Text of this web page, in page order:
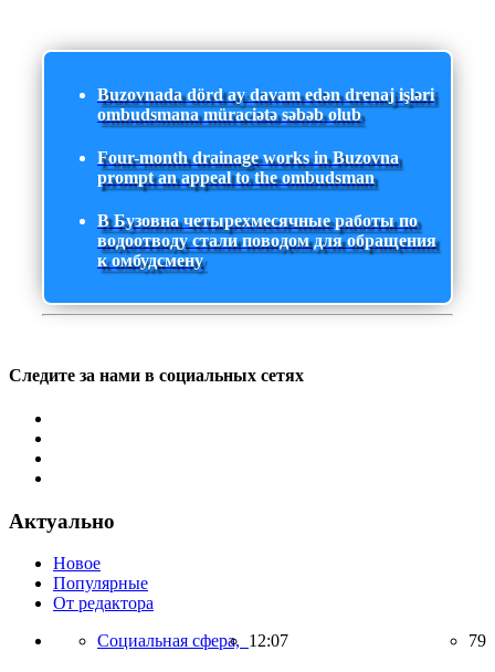
Buzovnada dörd ay davam edən drenaj işləri
ombudsmana müraciətə səbəb olub
Four-month drainage works in Buzovna
prompt an appeal to the ombudsman
В Бузовна четырехмесячные работы по
водоотводу стали поводом для обращения
к омбудсмену
Следите за нами в социальных сетях
Актуально
Новое
Популярные
От редактора
Социальная сфера, 12:07 79